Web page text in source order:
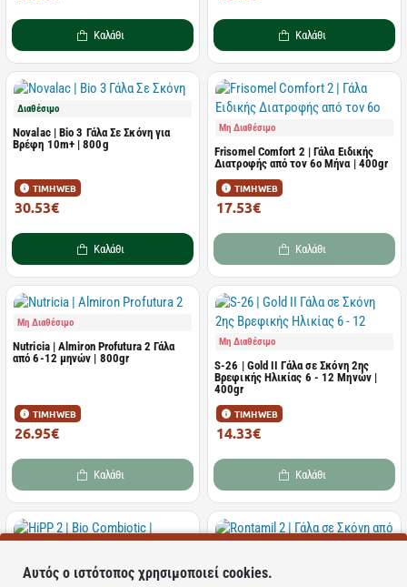
Καλάθι Καλάθι
Διαθέσιμο
Novalac | Bio 3 Γάλα Σε Σκόνη για
Βρέφη 10m+ | 800g
ΤΙΜΗ WEB
30.53€
Καλάθι
Μη Διαθέσιμο
Frisomel Comfort 2 | Γάλα Ειδικής
Διατροφής από τον 6ο Μήνα | 400gr
ΤΙΜΗ WEB
17.53€
Καλάθι
Μη Διαθέσιμο
Nutricia | Almiron Profutura 2 Γάλα
από 6-12 μηνών | 800gr
ΤΙΜΗ WEB
26.95€
Καλάθι
Μη Διαθέσιμο
S-26 | Gold II Γάλα σε Σκόνη 2ης
Βρεφικής Ηλικίας 6 - 12 Μηνών |
400gr
ΤΙΜΗ WEB
14.33€
Καλάθι
Μη Διαθέσιμο
Αυτός ο ιστότοπος χρησιμοποιεί cookies.